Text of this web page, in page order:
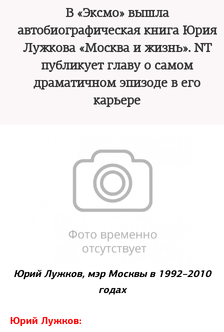
В «Эксмо» вышла
автобиографическая книга Юрия
Лужкова «Москва и жизнь». NT
публикует главу о самом
драматичном эпизоде в его
карьере
Юрий Лужков, мэр Москвы в 1992–2010
годах
Юрий Лужков: